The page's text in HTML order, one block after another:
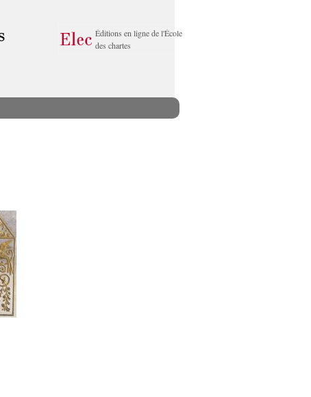
Éditions en ligne de l'École
des chartes